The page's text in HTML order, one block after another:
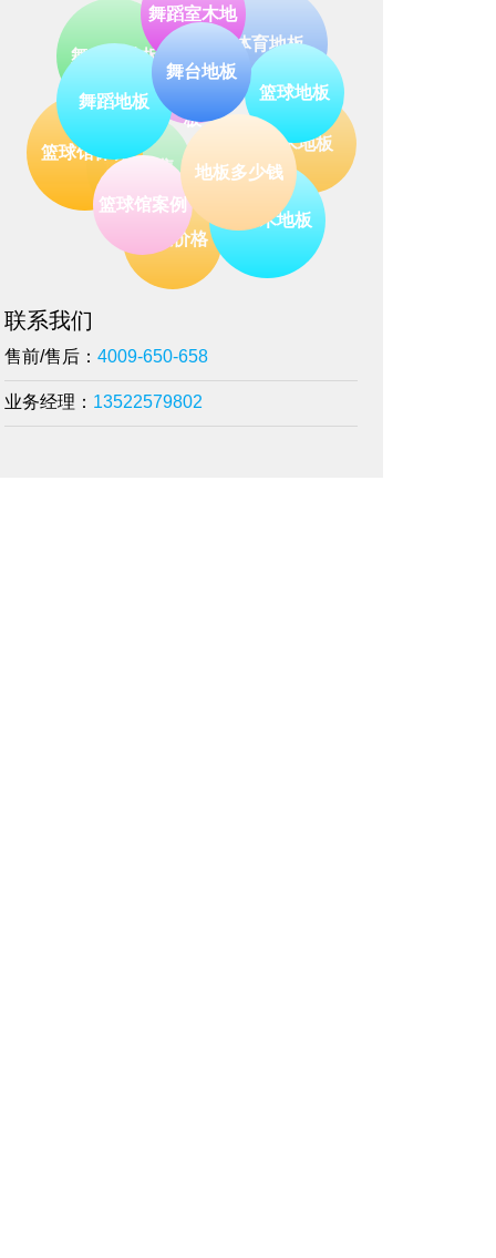
凯洁 木地板
篮球木地板
地板价格
运动木地板 体育地板
篮球地板
地板多少钱
篮球馆案例
篮球馆保养
舞台木地板
舞蹈室木地
板
舞台地板
舞蹈地板
联系我们
售前/售后： 4009-650-658
业务经理： 13522579802